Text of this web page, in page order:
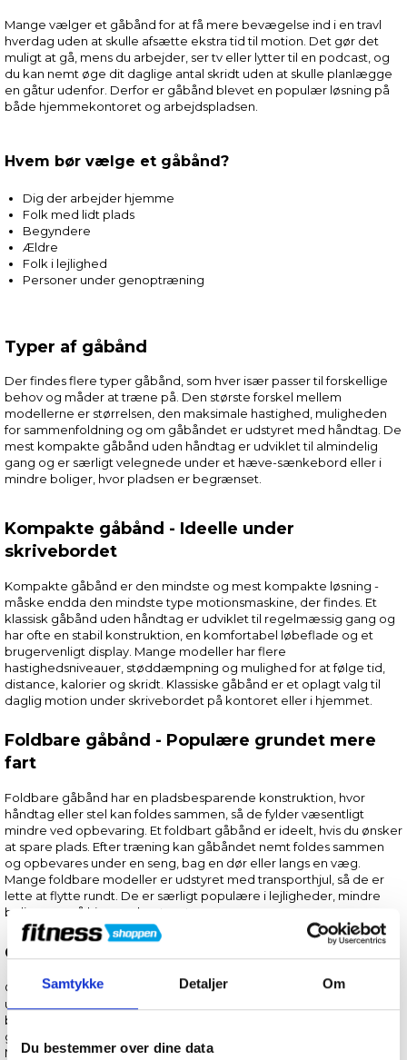
Samtykke Detaljer Om
Du bestemmer over dine data
Mange vælger et gåbånd for at få mere bevægelse ind i en travl
hverdag uden at skulle afsætte ekstra tid til motion. Det gør det
muligt at gå, mens du arbejder, ser tv eller lytter til en podcast, og
du kan nemt øge dit daglige antal skridt uden at skulle planlægge
en gåtur udenfor. Derfor er gåbånd blevet en populær løsning på
både hjemmekontoret og arbejdspladsen.
Hvem bør vælge et gåbånd?
Dig der arbejder hjemme
Folk med lidt plads
Begyndere
Ældre
Folk i lejlighed
Personer under genoptræning
Typer af gåbånd
Der findes flere typer gåbånd, som hver især passer til forskellige
behov og måder at træne på. Den største forskel mellem
modellerne er størrelsen, den maksimale hastighed, muligheden
for sammenfoldning og om gåbåndet er udstyret med håndtag. De
mest kompakte gåbånd uden håndtag er udviklet til almindelig
gang og er særligt velegnede under et hæve-sænkebord eller i
mindre boliger, hvor pladsen er begrænset.
Kompakte gåbånd - Ideelle under
skrivebordet
Kompakte gåbånd er den mindste og mest kompakte løsning -
måske endda den mindste type motionsmaskine, der findes. Et
klassisk gåbånd uden håndtag er udviklet til regelmæssig gang og
har ofte en stabil konstruktion, en komfortabel løbeflade og et
brugervenligt display. Mange modeller har flere
hastighedsniveauer, støddæmpning og mulighed for at følge tid,
distance, kalorier og skridt. Klassiske gåbånd er et oplagt valg til
daglig motion under skrivebordet på kontoret eller i hjemmet.
Foldbare gåbånd - Populære grundet mere
fart
Foldbare gåbånd har en pladsbesparende konstruktion, hvor
håndtag eller stel kan foldes sammen, så de fylder væsentligt
mindre ved opbevaring. Et foldbart gåbånd er ideelt, hvis du ønsker
at spare plads. Efter træning kan gåbåndet nemt foldes sammen
og opbevares under en seng, bag en dør eller langs en væg.
Mange foldbare modeller er udstyret med transporthjul, så de er
lette at flytte rundt. De er særligt populære i lejligheder, mindre
boliger og på hjemmekontoret
Gåbånd uden motor - Løsningen uden strøm
Gåbånd uden motor har ofte et enkelt og minimalistisk design
uden motorhus, hvor gangfladen drives direkte af dine egne
bevægelser. Hastigheden bestemmes derfor af dit tempo, hvilket
giver en naturlig gangoplevelse og fuld kontrol over intensiteten.
Motorløse gåbånd kræver ingen strøm under brug og anvendes